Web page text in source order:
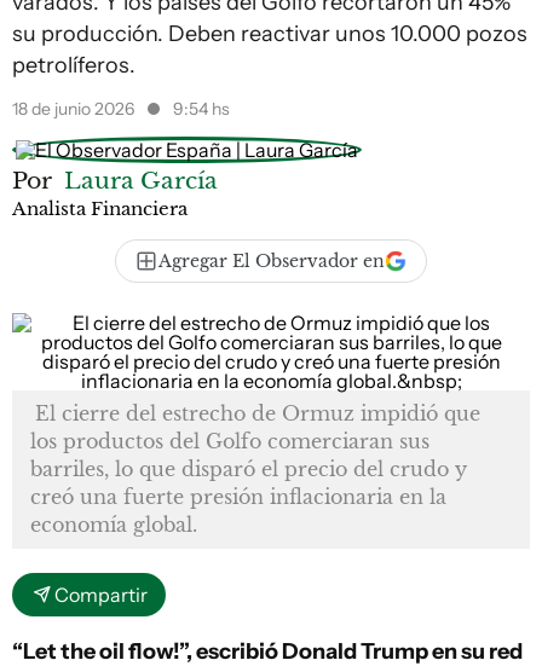
su producción. Deben reactivar unos 10.000 pozos
petrolíferos.
18 de junio 2026 9:54 hs
Por Laura García
Analista Financiera
Agregar El Observador en
El cierre del estrecho de Ormuz impidió que
los productos del Golfo comerciaran sus
barriles, lo que disparó el precio del crudo y
creó una fuerte presión inflacionaria en la
economía global.
Compartir
“Let the oil flow!”, escribió Donald Trump en su red